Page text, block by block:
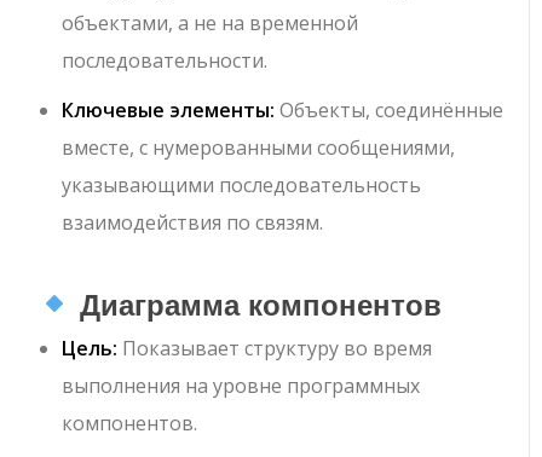
объектами, а не на временной
последовательности.
Ключевые элементы: Объекты, соединённые
вместе, с нумерованными сообщениями,
указывающими последовательность
взаимодействия по связям.
Диаграмма компонентов
Цель: Показывает структуру во время
выполнения на уровне программных
компонентов.